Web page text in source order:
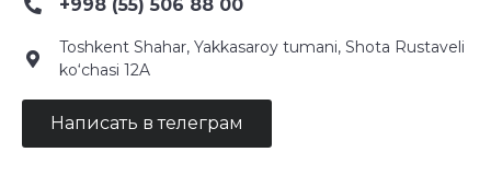
+998 (55) 506 88 00
Toshkent Shahar, Yakkasaroy tumani, Shota Rustaveli
ko‘chasi 12A
Написать в телеграм